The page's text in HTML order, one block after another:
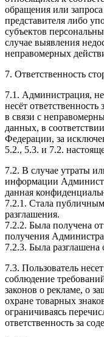
обращения или
представителя либо
субъектов
случае выявления
неправомерных
7. Ответственность
7.1. Администрация,
несёт
в связи с
данных, в
Федерации, за
5.2., 5.3. и 7.2.
7.2. В случае утраты
информации
данная
7.2.1. Стала
разглашения.
7.2.2. Была получена
получения
7.2.3. Была разглашена
7.3. Пользователь
соблюдение
законов о рекламе, о
охране товарных
ограничиваясь
ответственность за